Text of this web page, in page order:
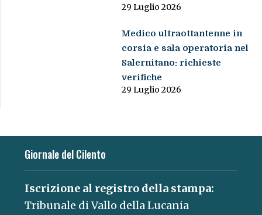
29 Luglio 2026
Medico ultraottantenne in
corsia e sala operatoria nel
Salernitano: richieste
verifiche
29 Luglio 2026
Giornale del Cilento
Iscrizione al registro della stampa:
Tribunale di Vallo della Lucania